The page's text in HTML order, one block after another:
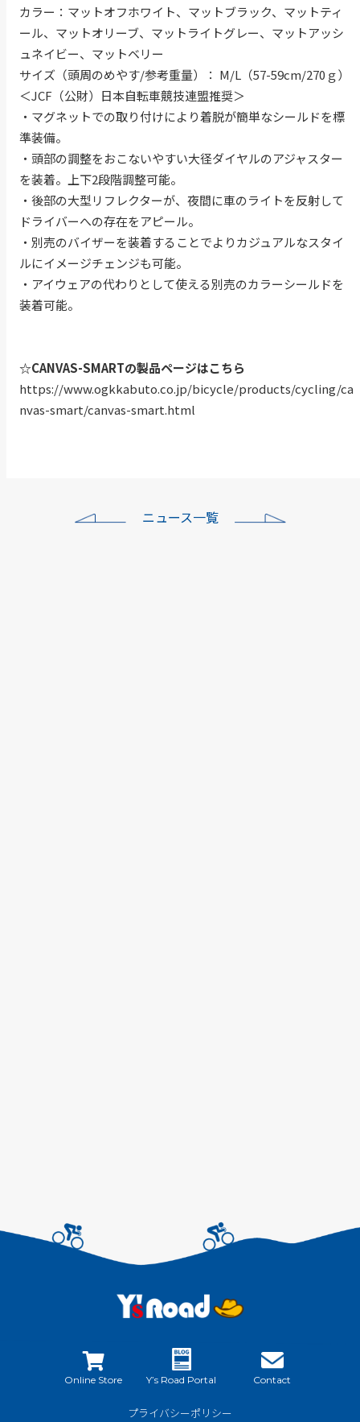
カラー：マットオフホワイト、マットブラック、マットティ
ール、マットオリーブ、マットライトグレー、マットアッシ
ュネイビー、マットベリー
サイズ（頭周のめやす/参考重量）： M/L（57-59cm/270ｇ）
＜JCF（公財）日本自転車競技連盟推奨＞
・マグネットでの取り付けにより着脱が簡単なシールドを標
準装備。
・頭部の調整をおこないやすい大径ダイヤルのアジャスター
を装着。上下2段階調整可能。
・後部の大型リフレクターが、夜間に車のライトを反射して
ドライバーへの存在をアピール。
・別売のバイザーを装着することでよりカジュアルなスタイ
ルにイメージチェンジも可能。
・アイウェアの代わりとして使える別売のカラーシールドを
装着可能。
☆CANVAS-SMARTの製品ページはこちら
https://www.ogkkabuto.co.jp/bicycle/products/cycling/ca
nvas-smart/canvas-smart.html
ニュース一覧
Online Store Y’s Road Portal Contact
プライバシーポリシー